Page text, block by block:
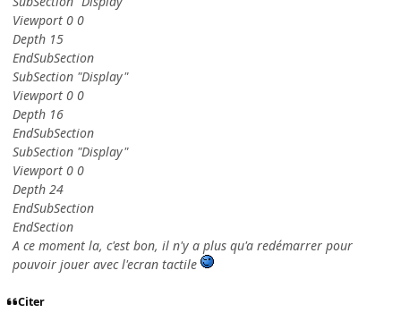
Viewport 0 0
Depth 15
EndSubSection
SubSection "Display"
Viewport 0 0
Depth 16
EndSubSection
SubSection "Display"
Viewport 0 0
Depth 24
EndSubSection
EndSection
A ce moment la, c'est bon, il n'y a plus qu'a redémarrer pour
pouvoir jouer avec l'ecran tactile
Citer